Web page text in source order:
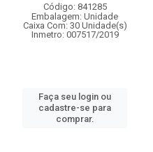
Código: 841285
Embalagem: Unidade
Caixa Com: 30 Unidade(s)
Inmetro: 007517/2019
Faça seu login ou
cadastre-se para
comprar.